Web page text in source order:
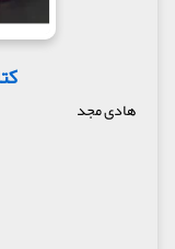
«الم تر انّ
الارض ثم یخرج
خداوند از
چشمه‌هایی وارد
آورد كه
هادی مجد